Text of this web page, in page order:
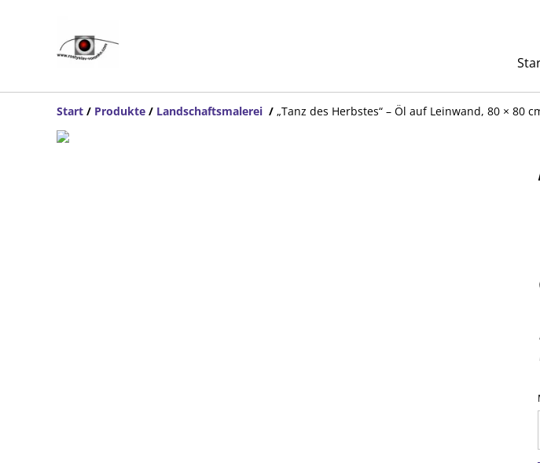
Start / Produkte / Landschaftsmalerei / „Tanz des Herbstes“ – Öl auf Leinwand, 80 × 80